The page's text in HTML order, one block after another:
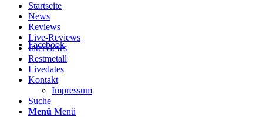
Facebook
Startseite
News
Reviews
Live-Reviews
Interviews
Restmetall
Livedates
Kontakt
Impressum
Suche
Menü Menü